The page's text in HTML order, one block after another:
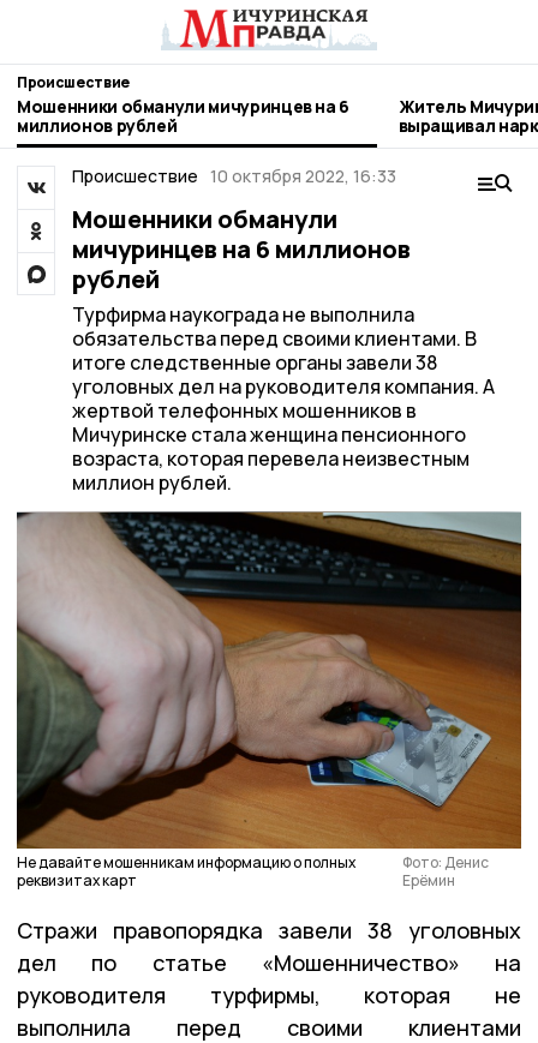
Происшествие
Мошенники обманули мичуринцев на 6
миллионов рублей
Житель
выращивал
Происшествие 10 октября 2022, 16:33
Мошенники обманули
мичуринцев на 6 миллионов
рублей
Турфирма наукограда не выполнила
обязательства перед своими клиентами. В
итоге следственные органы завели 38
уголовных дел на руководителя компания. А
жертвой телефонных мошенников в
Мичуринске стала женщина пенсионного
возраста, которая перевела неизвестным
миллион рублей.
Не давайте мошенникам информацию о полных
реквизитах карт
Фото: Денис
Ерёмин
Стражи правопорядка завели 38 уголовных
дел по статье «Мошенничество» на
руководителя турфирмы, которая не
выполнила перед своими клиентами